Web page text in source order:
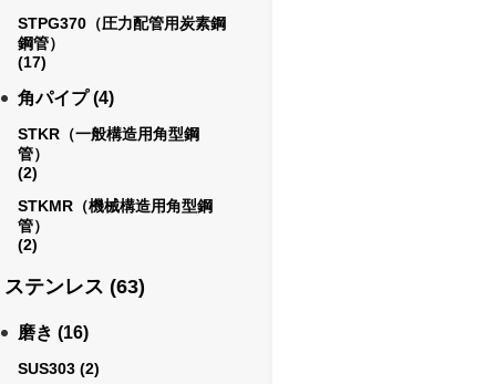
STPG370（圧力配管用炭素鋼
鋼管）
(17)
角パイプ (4)
STKR（一般構造用角型鋼
管）
(2)
STKMR（機械構造用角型鋼
管）
(2)
ステンレス (63)
磨き (16)
SUS303 (2)